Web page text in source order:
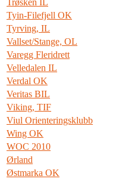
Trøsken IL
Tyin-Filefjell OK
Tyrving, IL
Vallset/Stange, OL
Varegg Fleridrett
Velledalen IL
Verdal OK
Veritas BIL
Viking, TIF
Viul Orienteringsklubb
Wing OK
WOC 2010
Ørland
Østmarka OK